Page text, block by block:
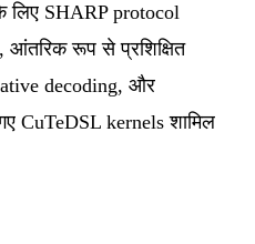
लिए SHARP protocol
रूप से प्रशिक्षित
decoding, और
CuTeDSL kernels शामिल